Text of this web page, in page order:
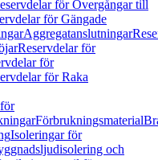
för Övergångar till
för Gängade
Aggregatanslutningar
Reservdelar för
för
för Raka
Förbrukningsmaterial
Isoleringar för
och